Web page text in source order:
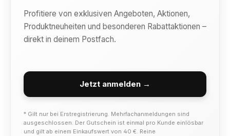
Profitiere von exklusiven Angeboten, Aktionen,
Produktneuheiten und besonderen Rabattaktionen –
direkt in deinem Postfach.
Jetzt anmelden →
* Gilt nur bei Erstregistrierung. Mehrfachanmeldungen sind
ausgeschlossen. Der Gutschein ist einmal pro Kunde einlösbar
und gilt ab einem Einkaufswert von 40 €. Reine